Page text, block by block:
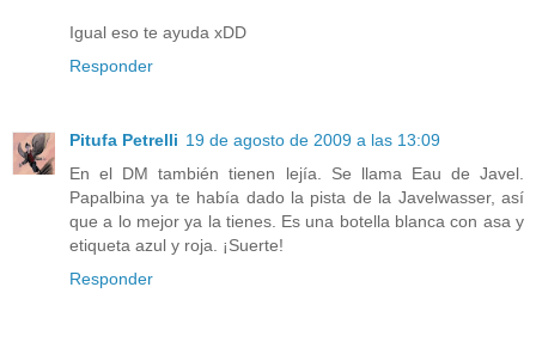
Igual eso te ayuda xDD
Responder
Pitufa Petrelli 19 de agosto de 2009 a las 13:09
En el DM también tienen lejía. Se llama Eau de Javel.
Papalbina ya te había dado la pista de la Javelwasser, así
que a lo mejor ya la tienes. Es una botella blanca con asa y
etiqueta azul y roja. ¡Suerte!
Responder